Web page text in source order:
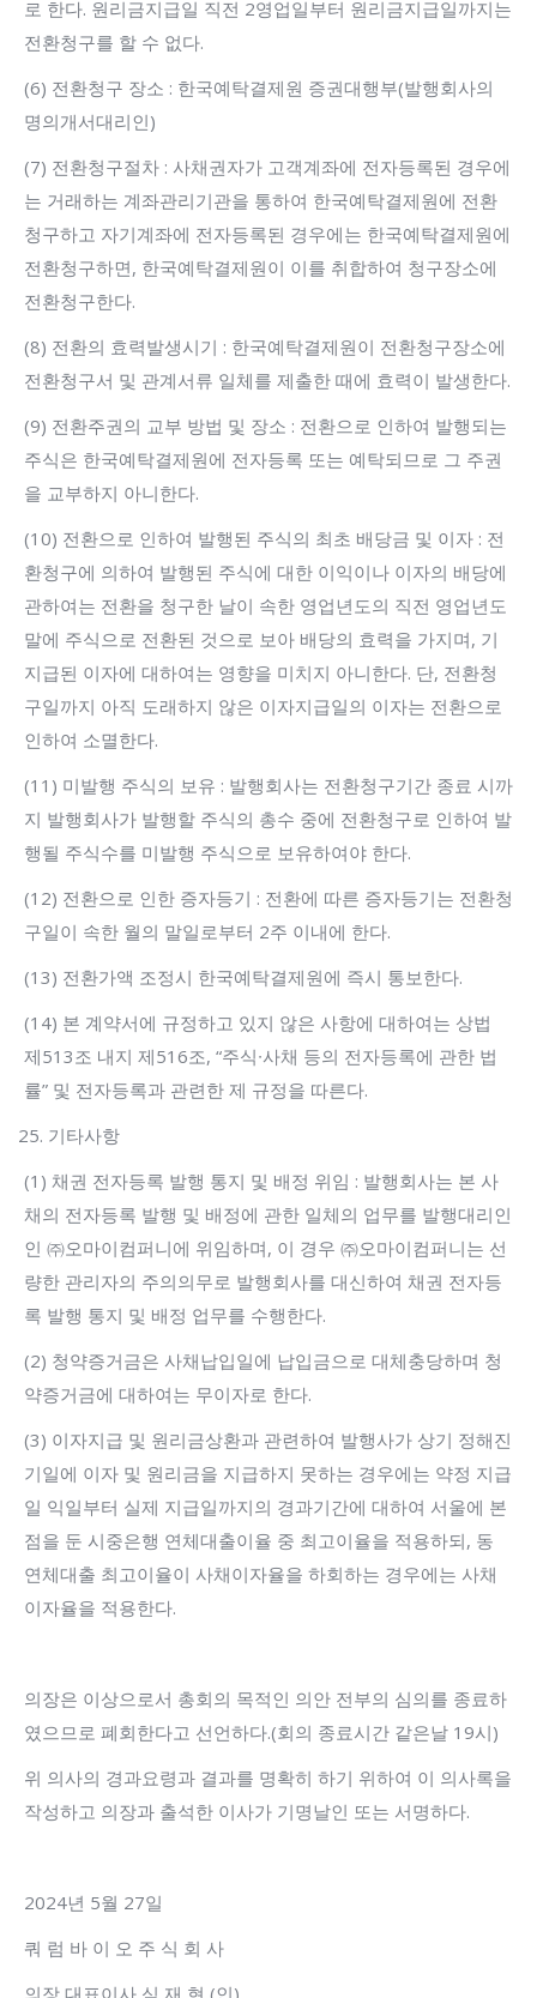
로 한다. 원리금지급일 직전 2영업일부터 원리금지급일까지는
전환청구를 할 수 없다.
(6) 전환청구 장소 : 한국예탁결제원 증권대행부(발행회사의
명의개서대리인)
(7) 전환청구절차 : 사채권자가 고객계좌에 전자등록된 경우에
는 거래하는 계좌관리기관을 통하여 한국예탁결제원에 전환
청구하고 자기계좌에 전자등록된 경우에는 한국예탁결제원에
전환청구하면, 한국예탁결제원이 이를 취합하여 청구장소에
전환청구한다.
(8) 전환의 효력발생시기 : 한국예탁결제원이 전환청구장소에
전환청구서 및 관계서류 일체를 제출한 때에 효력이 발생한다.
(9) 전환주권의 교부 방법 및 장소 : 전환으로 인하여 발행되는
주식은 한국예탁결제원에 전자등록 또는 예탁되므로 그 주권
을 교부하지 아니한다.
(10) 전환으로 인하여 발행된 주식의 최초 배당금 및 이자 : 전
환청구에 의하여 발행된 주식에 대한 이익이나 이자의 배당에
관하여는 전환을 청구한 날이 속한 영업년도의 직전 영업년도
말에 주식으로 전환된 것으로 보아 배당의 효력을 가지며, 기
지급된 이자에 대하여는 영향을 미치지 아니한다. 단, 전환청
구일까지 아직 도래하지 않은 이자지급일의 이자는 전환으로
인하여 소멸한다.
(11) 미발행 주식의 보유 : 발행회사는 전환청구기간 종료 시까
지 발행회사가 발행할 주식의 총수 중에 전환청구로 인하여 발
행될 주식수를 미발행 주식으로 보유하여야 한다.
(12) 전환으로 인한 증자등기 : 전환에 따른 증자등기는 전환청
구일이 속한 월의 말일로부터 2주 이내에 한다.
(13) 전환가액 조정시 한국예탁결제원에 즉시 통보한다.
(14) 본 계약서에 규정하고 있지 않은 사항에 대하여는 상법
제513조 내지 제516조, “주식∙사채 등의 전자등록에 관한 법
률” 및 전자등록과 관련한 제 규정을 따른다.
기타사항
(1) 채권 전자등록 발행 통지 및 배정 위임 : 발행회사는 본 사
채의 전자등록 발행 및 배정에 관한 일체의 업무를 발행대리인
인 ㈜오마이컴퍼니에 위임하며, 이 경우 ㈜오마이컴퍼니는 선
량한 관리자의 주의의무로 발행회사를 대신하여 채권 전자등
록 발행 통지 및 배정 업무를 수행한다.
(2) 청약증거금은 사채납입일에 납입금으로 대체충당하며 청
약증거금에 대하여는 무이자로 한다.
(3) 이자지급 및 원리금상환과 관련하여 발행사가 상기 정해진
기일에 이자 및 원리금을 지급하지 못하는 경우에는 약정 지급
일 익일부터 실제 지급일까지의 경과기간에 대하여 서울에 본
점을 둔 시중은행 연체대출이율 중 최고이율을 적용하되, 동
연체대출 최고이율이 사채이자율을 하회하는 경우에는 사채
이자율을 적용한다.
의장은 이상으로서 총회의 목적인 의안 전부의 심의를 종료하
였으므로 폐회한다고 선언하다.(회의 종료시간 같은날 19시)
위 의사의 경과요령과 결과를 명확히 하기 위하여 이 의사록을
작성하고 의장과 출석한 이사가 기명날인 또는 서명하다.
2024년 5월 27일
쿼 럼 바 이 오 주 식 회 사
의장 대표이사 심 재 현 (인)